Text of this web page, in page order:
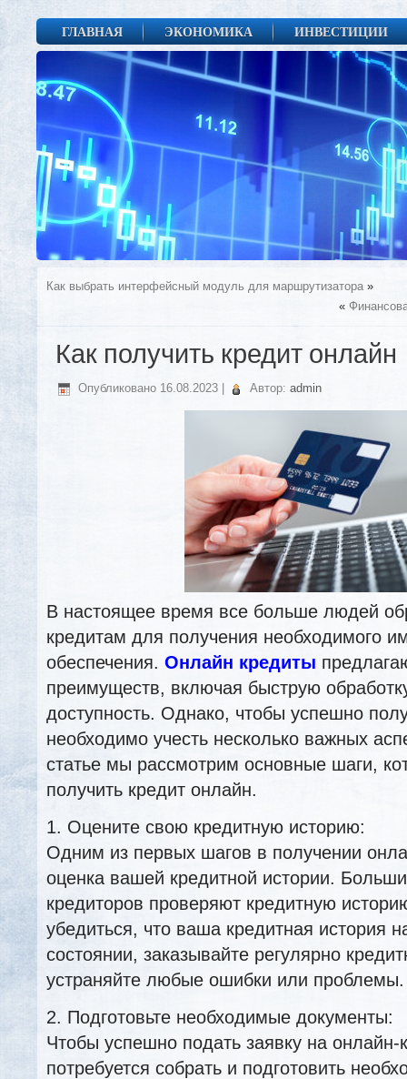
ГЛАВНАЯ ЭКОНОМИКА ИНВЕСТИЦИИ
Как выбрать интерфейсный модуль для маршрутизатора »
«
Как получить кредит онлайн
Опубликовано 16.08.2023 Автор: admin
В настоящее время все больше людей
кредитам для получения необходимого
обеспечения. Онлайн кредиты
преимуществ, включая быструю
доступность. Однако, чтобы успешно
необходимо учесть несколько важных
статье мы рассмотрим основные шаги,
получить кредит онлайн.
1. Оцените свою кредитную историю:
Одним из первых шагов в получении
оценка вашей кредитной истории.
кредиторов проверяют кредитную
убедиться, что ваша кредитная история
состоянии, заказывайте регулярно
устраняйте любые ошибки или проблемы.
2. Подготовьте необходимые документы:
Чтобы успешно подать заявку на онлайн-
потребуется собрать и подготовить